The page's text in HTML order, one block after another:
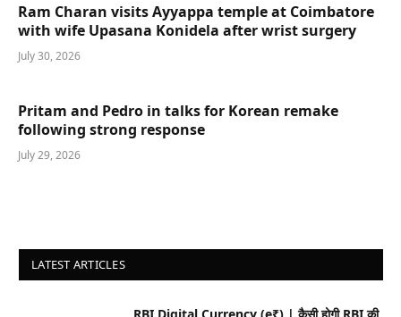
Ram Charan visits Ayyappa temple at Coimbatore
with wife Upasana Konidela after wrist surgery
July 30, 2026
Pritam and Pedro in talks for Korean remake
following strong response
July 29, 2026
LATEST ARTICLES
RBI Digital Currency (e₹) | कैसी होगी RBI की